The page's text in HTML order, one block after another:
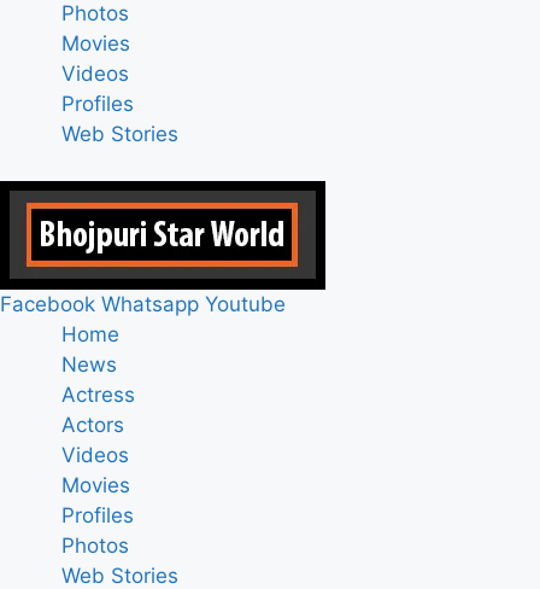
Photos
Movies
Videos
Profiles
Web Stories
Facebook Whatsapp Youtube
Home
News
Actress
Actors
Videos
Movies
Profiles
Photos
Web Stories